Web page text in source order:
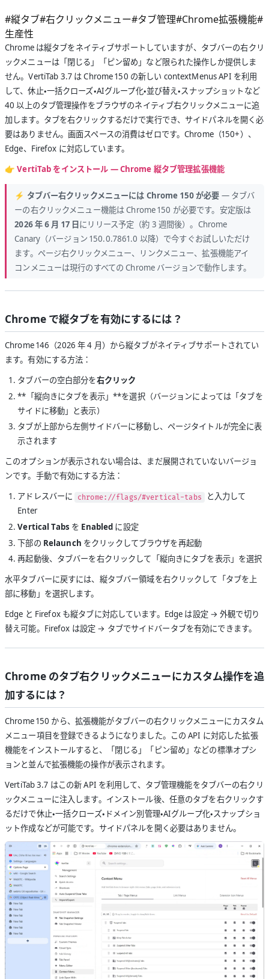
#縦タブ#右クリックメニュー#タブ管理#Chrome拡張機能#
生産性
Chrome は縦タブをネイティブサポートしていますが、タブバーの右クリ
ックメニューは「閉じる」「ピン留め」など限られた操作しか提供しま
せん。VertiTab 3.7 は Chrome 150 の新しい contextMenus API を利用
して、休止・一括クローズ・AIグループ化・並び替え・スナップショットなど
40 以上のタブ管理操作をブラウザのネイティブ右クリックメニューに追
加します。タブを右クリックするだけで実行でき、サイドパネルを開く必
要はありません。画面スペースの消費はゼロです。Chrome（150+）、
Edge、Firefox に対応しています。
👉VertiTab をインストール — Chrome 縦タブ管理拡張機能
⚡ タブバー右クリックメニューには Chrome 150 が必要 — タブバ
ーの右クリックメニュー機能は Chrome 150 が必要です。安定版は
2026 年 6 月 17 日にリリース予定（約 3 週間後）。Chrome
Canary（バージョン 150.0.7861.0 以降）で今すぐお試しいただけ
ます。ページ右クリックメニュー、リンクメニュー、拡張機能アイ
コンメニューは現行のすべての Chrome バージョンで動作します。
Chrome で縦タブを有効にするには？
Chrome 146（2026 年 4 月）から縦タブがネイティブサポートされてい
ます。有効にする方法：
タブバーの空白部分を右クリック
**「縦向きにタブを表示」**を選択（バージョンによっては「タブを
サイドに移動」と表示）
タブが上部から左側サイドバーに移動し、ページタイトルが完全に表
示されます
このオプションが表示されない場合は、まだ展開されていないバージョ
ンです。手動で有効にする方法：
アドレスバーに
chrome://flags/#vertical-tabs
と入力して
Enter
Vertical Tabs を Enabled に設定
下部の Relaunch をクリックしてブラウザを再起動
再起動後、タブバーを右クリックして「縦向きにタブを表示」を選択
水平タブバーに戻すには、縦タブバー領域を右クリックして「タブを上
部に移動」を選択します。
Edge と Firefox も縦タブに対応しています。Edge は設定 → 外観で切り
替え可能。Firefox は設定 → タブでサイドバータブを有効にできます。
Chrome のタブ右クリックメニューにカスタム操作を追
加するには？
Chrome 150 から、拡張機能がタブバーの右クリックメニューにカスタム
メニュー項目を登録できるようになりました。この API に対応した拡張
機能をインストールすると、「閉じる」「ピン留め」などの標準オプシ
ョンと並んで拡張機能の操作が表示されます。
VertiTab 3.7 はこの新 API を利用して、タブ管理機能をタブバーの右クリ
ックメニューに注入します。インストール後、任意のタブを右クリックす
るだけで休止・一括クローズ・ドメイン別管理・AIグループ化・スナップショ
ット作成などが可能です。サイドパネルを開く必要はありません。